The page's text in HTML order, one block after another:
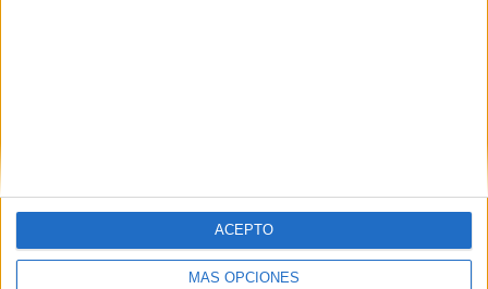
MÁS OPCIONES
ACEPTO